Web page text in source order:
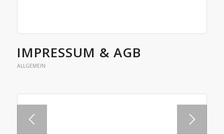
IMPRESSUM & AGB
ALLGEMEIN